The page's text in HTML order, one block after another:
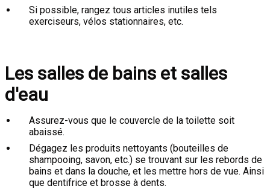
Si possible, rangez tous articles inutiles tels
exerciseurs, vélos stationnaires, etc.
Les salles de bains et salles
d'eau
Assurez-vous que le couvercle de la toilette soit
abaissé.
Dégagez les produits nettoyants (bouteilles de
shampooing, savon, etc.) se trouvant sur les rebords de
bains et dans la douche, et les mettre hors de vue. Ainsi
que dentifrice et brosse à dents.